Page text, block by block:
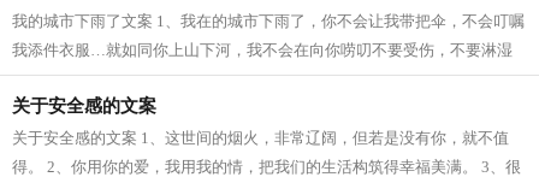
我的城市下雨了文案 1、我在的城市下雨了，你不会让我带把伞，不会叮嘱
我添件衣服…就如同你上山下河，我不会在向你唠叨不要受伤，不要淋湿
～？ 2、我在的城市下雨了，你还好吗...
关于安全感的文案
关于安全感的文案 1、这世间的烟火，非常辽阔，但若是没有你，就不值
得。 2、你用你的爱，我用我的情，把我们的生活构筑得幸福美满。 3、很